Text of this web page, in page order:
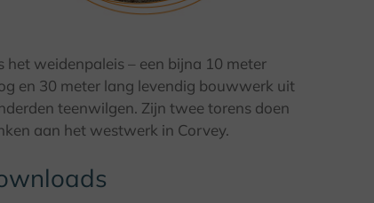
© Kulturland Kreis Höxter / F. Grawe
het weidenpaleis – een bijna 10 meter
en 30 meter lang levendig bouwwerk uit
teenwilgen. Zijn twee torens doen
aan het westwerk in Corvey.